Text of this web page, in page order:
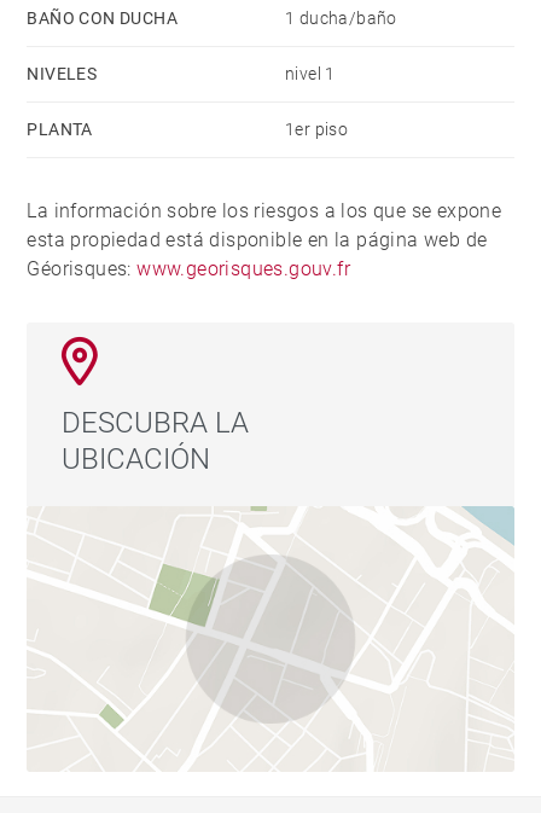
BAÑO CON DUCHA 1 ducha/baño
NIVELES nivel 1
PLANTA 1er piso
La información sobre los riesgos a los que se expone
esta propiedad está disponible en la página web de
Géorisques:www.georisques.gouv.fr
DESCUBRA LA
UBICACIÓN